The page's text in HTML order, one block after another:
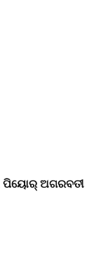
ପିୟୋର୍‌ ଅଗରବତୀ